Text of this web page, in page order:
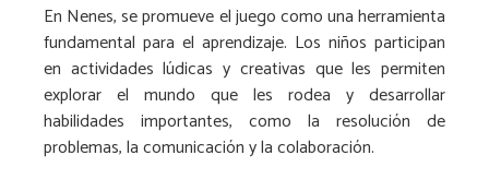
En Nenes, se promueve el juego como una herramienta
fundamental para el aprendizaje. Los niños participan
en actividades lúdicas y creativas que les permiten
explorar el mundo que les rodea y desarrollar
habilidades importantes, como la resolución de
problemas, la comunicación y la colaboración.